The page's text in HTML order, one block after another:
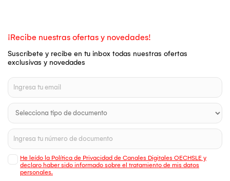
¡Recibe nuestras ofertas y novedades!
Suscríbete y recibe en tu inbox todas nuestras ofertas
exclusivas y novedades
He leído la Política de Privacidad de Canales Digitales OECHSLE y
declaro haber sido informado sobre el tratamiento de mis datos
personales.